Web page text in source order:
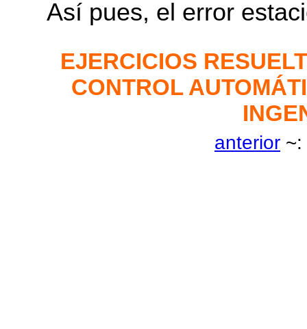
Así pues, el error
EJERCICIOS
CONTROL
anterior